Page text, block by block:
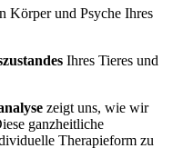
Körper und Psyche Ihres
Ihres Tieres und
zeigt uns, wie wir
ganzheitliche
Therapieform zu